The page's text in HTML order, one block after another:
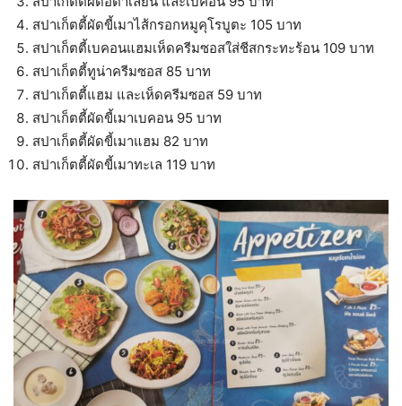
สปาเก็ตตี้ผัดขี้เมาไส้กรอกหมูคุโรบูตะ 105 บาท
สปาเก็ตตี้เบคอนแฮมเห็ดครีมซอสใส่ชีสกระทะร้อน 109 บาท
สปาเก็ตตี้ทูน่าครีมซอส 85 บาท
สปาเก็ตตี้แฮม และเห็ดครีมซอส 59 บาท
สปาเก็ตตี้ผัดขี้เมาเบคอน 95 บาท
สปาเก็ตตี้ผัดขี้เมาแฮม 82 บาท
สปาเก็ตตี้ผัดขี้เมาทะเล 119 บาท